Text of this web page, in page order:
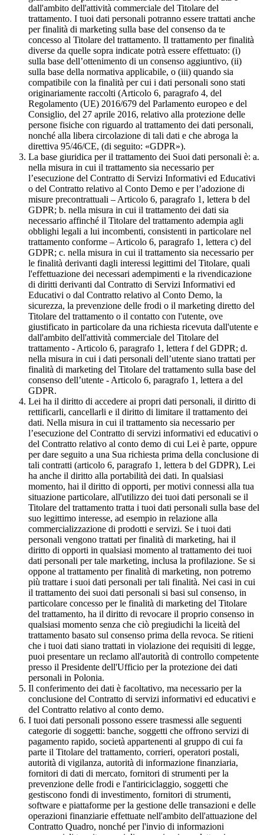
dall'ambito dell'attività commerciale del Titolare del
trattamento. I tuoi dati personali potranno essere trattati anche
per finalità di marketing sulla base del consenso da te
concesso al Titolare del trattamento. Il trattamento per finalità
diverse da quelle sopra indicate potrà essere effettuato: (i)
sulla base dell’ottenimento di un consenso aggiuntivo, (ii)
sulla base della normativa applicabile, o (iii) quando sia
compatibile con la finalità per cui i dati personali sono stati
originariamente raccolti (Articolo 6, paragrafo 4, del
Regolamento (UE) 2016/679 del Parlamento europeo e del
Consiglio, del 27 aprile 2016, relativo alla protezione delle
persone fisiche con riguardo al trattamento dei dati personali,
nonché alla libera circolazione di tali dati e che abroga la
direttiva 95/46/CE, (di seguito: «GDPR»).
La base giuridica per il trattamento dei Suoi dati personali è: a.
nella misura in cui il trattamento sia necessario per
l’esecuzione del Contratto di Servizi Informativi ed Educativi
o del Contratto relativo al Conto Demo e per l’adozione di
misure precontrattuali – Articolo 6, paragrafo 1, lettera b del
GDPR; b. nella misura in cui il trattamento dei dati sia
necessario affinché il Titolare del trattamento adempia agli
obblighi legali a lui incombenti, consistenti in particolare nel
trattamento conforme – Articolo 6, paragrafo 1, lettera c) del
GDPR; c. nella misura in cui il trattamento sia necessario per
le finalità derivanti dagli interessi legittimi del Titolare, quali
l'effettuazione dei necessari adempimenti e la rivendicazione
di diritti derivanti dal Contratto di Servizi Informativi ed
Educativi o dal Contratto relativo al Conto Demo, la
sicurezza, la prevenzione delle frodi o il marketing diretto del
Titolare del trattamento o il contatto con l'utente, ove
giustificato in particolare da una richiesta ricevuta dall'utente e
dall'ambito dell'attività commerciale del Titolare del
trattamento - Articolo 6, paragrafo 1, lettera f del GDPR; d.
nella misura in cui i dati personali dell’utente siano trattati per
finalità di marketing del Titolare del trattamento sulla base del
consenso dell’utente - Articolo 6, paragrafo 1, lettera a del
GDPR.
Lei ha il diritto di accedere ai propri dati personali, il diritto di
rettificarli, cancellarli e il diritto di limitare il trattamento dei
dati. Nella misura in cui il trattamento sia necessario per
l’esecuzione del Contratto di servizi informativi ed educativi o
del Contratto relativo al conto demo di cui Lei è parte, oppure
per dare seguito a una Sua richiesta prima della conclusione di
tali contratti (articolo 6, paragrafo 1, lettera b del GDPR), Lei
ha anche il diritto alla portabilità dei dati. In qualsiasi
momento, hai il diritto di opporti, per motivi connessi alla tua
situazione particolare, all'utilizzo dei tuoi dati personali se il
Titolare del trattamento tratta i tuoi dati personali sulla base del
suo legittimo interesse, ad esempio in relazione alla
commercializzazione di prodotti e servizi. Se i tuoi dati
personali vengono trattati per finalità di marketing, hai il
diritto di opporti in qualsiasi momento al trattamento dei tuoi
dati personali per tale marketing, inclusa la profilazione. Se si
oppone al trattamento per finalità di marketing, non potremo
più trattare i suoi dati personali per tali finalità. Nei casi in cui
il trattamento dei suoi dati personali si basi sul consenso, in
particolare concesso per le finalità di marketing del Titolare
del trattamento, ha il diritto di revocare il proprio consenso in
qualsiasi momento senza che ciò pregiudichi la liceità del
trattamento basato sul consenso prima della revoca. Se ritieni
che i tuoi dati siano trattati in violazione dei requisiti di legge,
puoi presentare un reclamo all'autorità di controllo competente
presso il Presidente dell'Ufficio per la protezione dei dati
personali in Polonia.
Il conferimento dei dati è facoltativo, ma necessario per la
conclusione del Contratto di servizi informativi ed educativi e
del Contratto relativo al conto demo.
I tuoi dati personali possono essere trasmessi alle seguenti
categorie di soggetti: banche, soggetti che offrono servizi di
pagamento rapido, società appartenenti al gruppo di cui fa
parte il Titolare del trattamento, corrieri, operatori postali,
autorità di vigilanza, autorità di informazione finanziaria,
fornitori di dati di mercato, fornitori di strumenti per la
prevenzione delle frodi e l'antiriciclaggio, soggetti che
gestiscono fondi di investimento, fornitori di strumenti,
software e piattaforme per la gestione delle transazioni e delle
operazioni finanziarie effettuate nell'ambito dell'attuazione del
Contratto Quadro, nonché per l'invio di informazioni